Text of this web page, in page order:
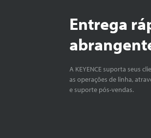
Entrega
A KEYENCE suporta seus
as operações de linha,
e suporte pós-vendas.